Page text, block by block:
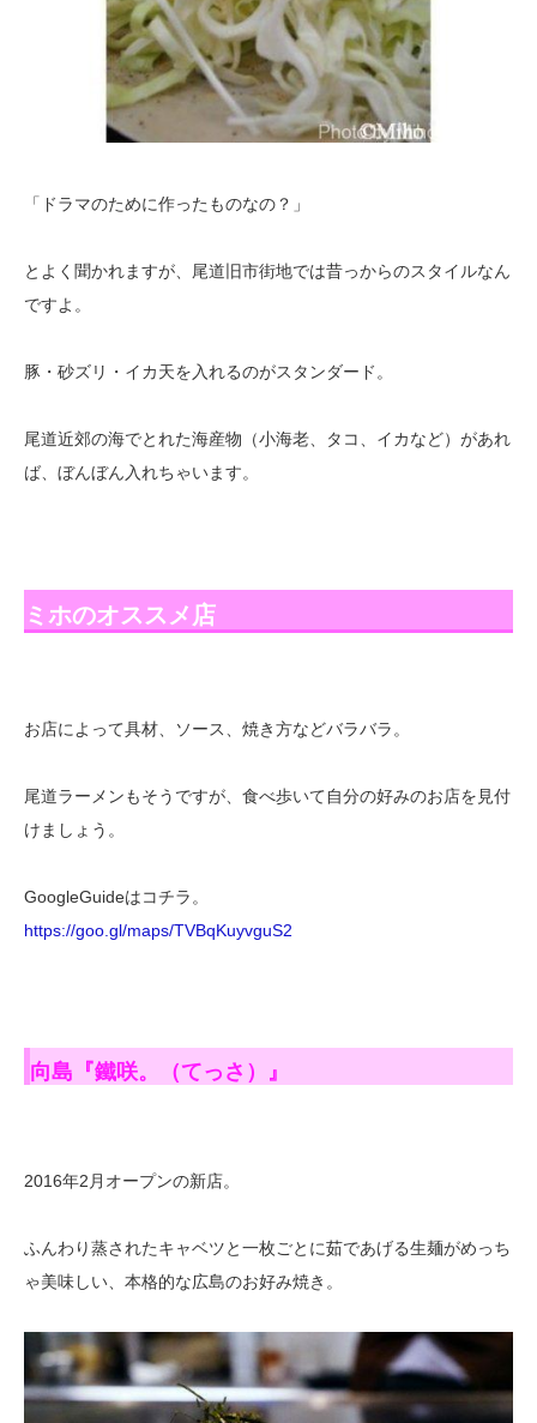
「ドラマのために作ったものなの？」
とよく聞かれますが、尾道旧市街地では昔っからのスタイルなん
ですよ。
豚・砂ズリ・イカ天を入れるのがスタンダード。
尾道近郊の海でとれた海産物（小海老、タコ、イカなど）があれ
ば、ぼんぼん入れちゃいます。
ミホのオススメ店
お店によって具材、ソース、焼き方などバラバラ。
尾道ラーメンもそうですが、食べ歩いて自分の好みのお店を見付
けましょう。
GoogleGuideはコチラ。
https://goo.gl/maps/TVBqKuyvguS2
向島『鐵咲。（てっさ）』
2016年2月オープンの新店。
ふんわり蒸されたキャベツと一枚ごとに茹であげる生麺がめっち
ゃ美味しい、本格的な広島のお好み焼き。